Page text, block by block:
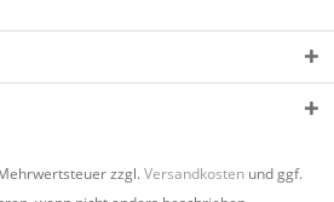
zzgl.Versandkosten und ggf.